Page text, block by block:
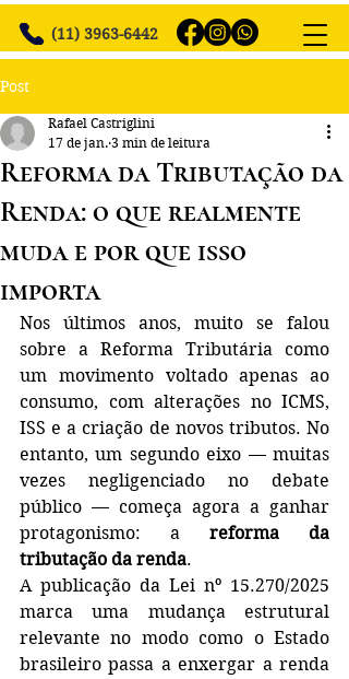
(11) 3963-6442
Post
Reforma da Tributação da
Renda: o que realmente
muda e por que isso
importa
Rafael Castriglini
17 de jan. 3 min de leitura
Nos últimos anos, muito se falou
sobre a Reforma Tributária como
um movimento voltado apenas ao
consumo, com alterações no ICMS,
ISS e a criação de novos tributos. No
entanto, um segundo eixo — muitas
vezes negligenciado no debate
público — começa agora a ganhar
protagonismo: a reforma da
tributação da renda.
A publicação da Lei nº 15.270/2025
marca uma mudança estrutural
relevante no modo como o Estado
brasileiro passa a enxergar a renda